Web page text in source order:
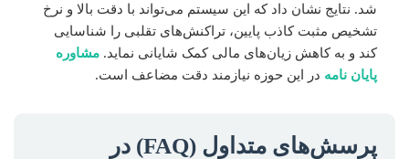
شد. نتایج نشان داد که این سیستم می‌تواند با دقت بالا و نرخ
تشخیص مثبت کاذب پایین، تراکنش‌های تقلبی را شناسایی
کند و به کاهش زیان‌های مالی کمک شایانی نماید. مشاوره
پایان نامه در این حوزه نیازمند دقت مضاعف است.
پرسش‌های متداول (FAQ) در